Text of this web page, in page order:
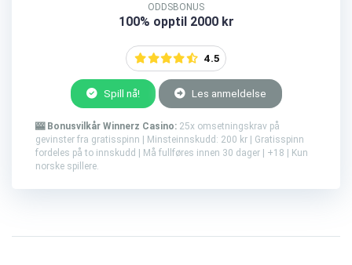
ODDSBONUS
100% opptil 2000 kr
4.5
Spill nå! Les anmeldelse
🎰 Bonusvilkår Winnerz Casino: 25x omsetningskrav på
gevinster fra gratisspinn | Minsteinnskudd: 200 kr | Gratisspinn
fordeles på to innskudd | Må fullføres innen 30 dager | +18 | Kun
norske spillere.